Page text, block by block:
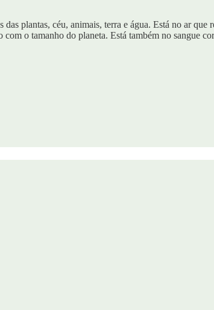
plantas, céu, animais, terra e água. Está no ar que
o tamanho do planeta. Está também no sangue